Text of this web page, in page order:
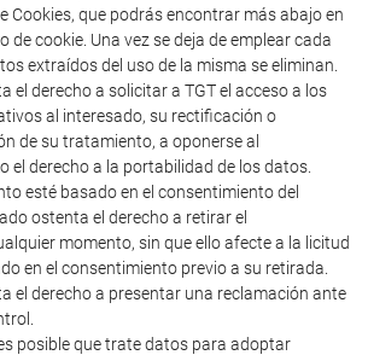
Cookies, que podrás encontrar más abajo en
de cookie. Una vez se deja de emplear cada
extraídos del uso de la misma se eliminan.
el derecho a solicitar a TGT el acceso a los
al interesado, su rectificación o
de su tratamiento, a oponerse al
el derecho a la portabilidad de los datos.
esté basado en el consentimiento del
ostenta el derecho a retirar el
momento, sin que ello afecte a la licitud
en el consentimiento previo a su retirada.
el derecho a presentar una reclamación ante
posible que trate datos para adoptar